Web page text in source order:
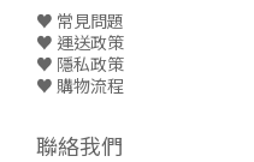
♥ 常見問題
♥ 運送政策
♥ 隱私政策
♥ 購物流程
聯絡我們